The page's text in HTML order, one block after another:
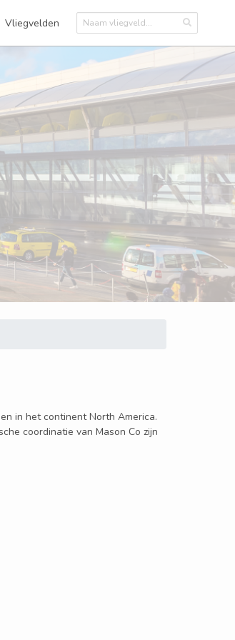
Vliegvelden
in het continent North America.
coordinatie van Mason Co zijn